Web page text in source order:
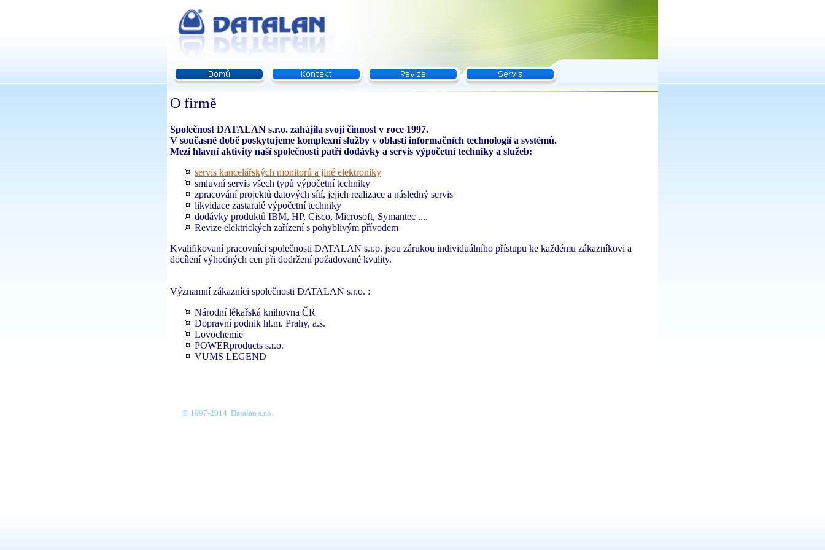
O firmě
Společnost DATALAN s.r.o. zahájila svoji činnost v roce 1997.
V současné době poskytujeme komplexní služby v oblasti informačních technologií a systémů.
Mezi hlavní aktivity naší společnosti patří dodávky a servis výpočetní techniky a služeb:
servis kancelářských monitorů a jiné elektroniky
smluvní servis všech typů výpočetní techniky
zpracování projektů datových sítí, jejich realizace a následný servis
likvidace zastaralé výpočetní techniky
dodávky produktů IBM, HP, Cisco, Microsoft, Symantec ....
Revize elektrických zařízení s pohyblivým přívodem
Kvalifikovaní pracovníci společnosti DATALAN s.r.o. jsou zárukou individuálního přístupu ke každému zákazníkovi a
docílení výhodných cen při dodržení požadované kvality.
Významní zákazníci společnosti DATALAN s.r.o. :
Národní lékařská knihovna ČR
Dopravní podnik hl.m. Prahy, a.s.
Lovochemie
POWERproducts s.r.o.
VUMS LEGEND
© 1997-2014 Datalan s.r.o.